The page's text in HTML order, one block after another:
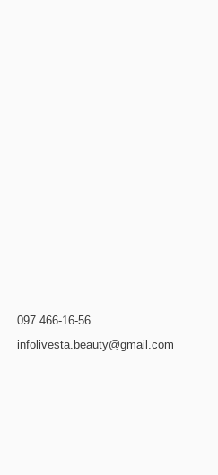
097 466-16-56
infolivesta.beauty@gmail.com